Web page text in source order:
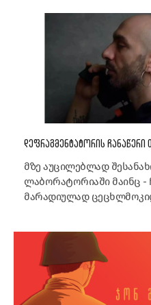
ᲓᲔᲤᲠᲐᲒᲛᲔᲜᲢᲐᲢᲝᲠᲘᲡ ᲩᲐᲜᲐᲬᲔᲠᲘ
მზე აუცილებლად
ლაბორატორიაში მაინც -
მარადიულად